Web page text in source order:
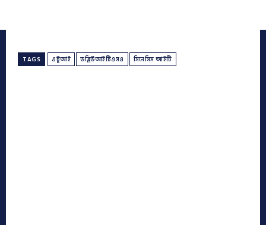
TAGS এটুআই ডব্লিউআইটিএসএ সিনেসিস আইটি